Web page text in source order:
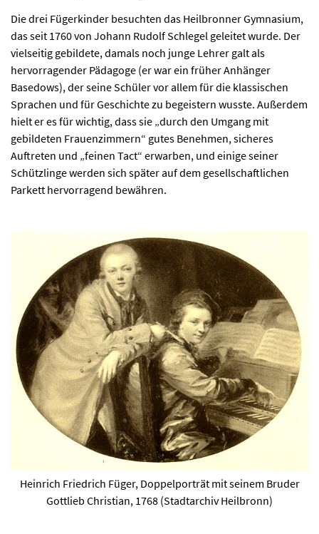
Die drei Fügerkinder besuchten das Heilbronner Gymnasium,
das seit 1760 von Johann Rudolf Schlegel geleitet wurde. Der
vielseitig gebildete, damals noch junge Lehrer galt als
hervorragender Pädagoge (er war ein früher Anhänger
Basedows), der seine Schüler vor allem für die klassischen
Sprachen und für Geschichte zu begeistern wusste. Außerdem
hielt er es für wichtig, dass sie „durch den Umgang mit
gebildeten Frauenzimmern“ gutes Benehmen, sicheres
Auftreten und „feinen Tact“ erwarben, und einige seiner
Schützlinge werden sich später auf dem gesellschaftlichen
Parkett hervorragend bewähren.
Heinrich Friedrich Füger, Doppelporträt mit seinem Bruder
Gottlieb Christian, 1768 (Stadtarchiv Heilbronn)